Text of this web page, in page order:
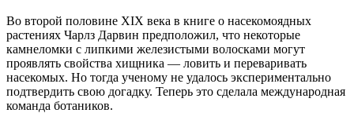
Во второй половине XIX века в книге о насекомоядных
растениях Чарлз Дарвин предположил, что некоторые
камнеломки с липкими железистыми волосками могут
проявлять свойства хищника — ловить и переваривать
насекомых. Но тогда ученому не удалось экспериментально
подтвердить свою догадку. Теперь это сделала международная
команда ботаников.